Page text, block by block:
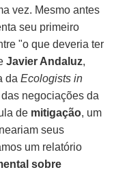
vez. Mesmo antes
seu primeiro
"o que deveria ter
Javier Andaluz,
daEcologists in
negociações da
de mitigação, um
seus
um relatório
sobre